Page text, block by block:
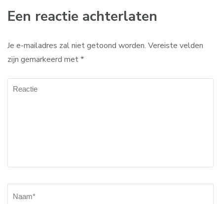
Een reactie achterlaten
Je e-mailadres zal niet getoond worden. Vereiste velden
zijn gemarkeerd met*
Reactie